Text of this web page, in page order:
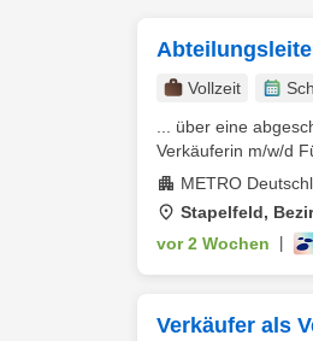
Vollzeit
... über eine
Verkäuferin m/w/d
METRO
Stapelfeld,
vor 2 Wochen
Verkäufer als